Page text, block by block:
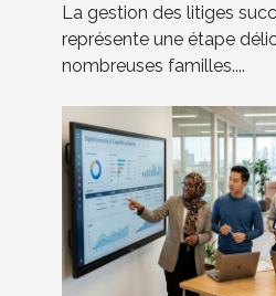
La gestion des litiges
représente une étape
nombreuses familles....